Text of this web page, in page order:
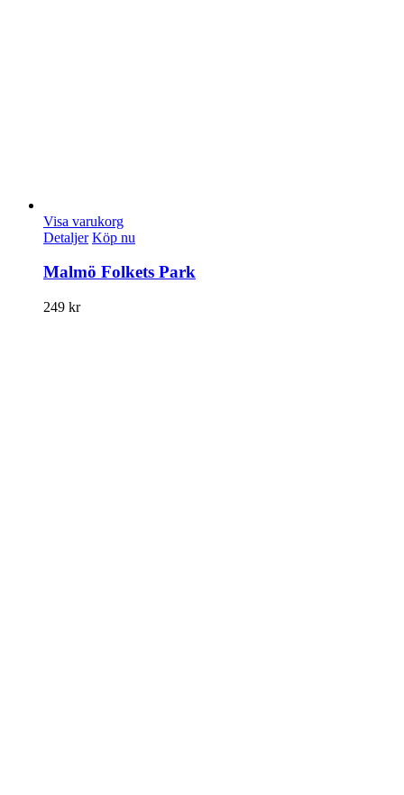
Visa varukorg
Detaljer Köp nu
Malmö Folkets Park
249 kr